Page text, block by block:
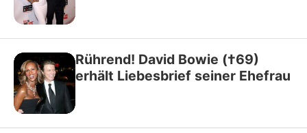
Rührend! David Bowie (†69)
erhält Liebesbrief seiner Ehefrau